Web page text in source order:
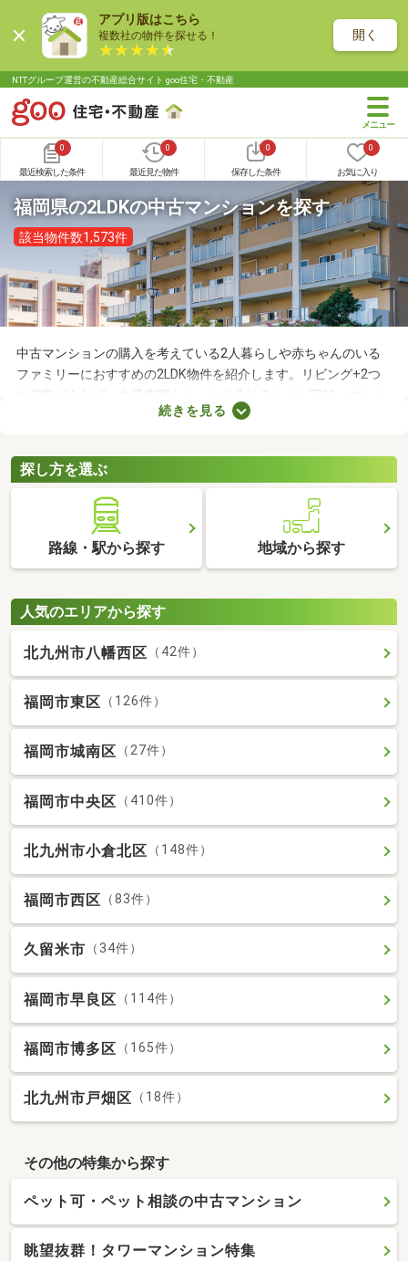
アプリ版はこちら
複数社の物件を探せる！ 開く
NTTグループ運営の不動産総合サイト goo住宅・不動産
0
最近検索した条件
0
最近見た物件
0
保存した条件
0
お気に入り
福岡県の2LDKの中古マンションを探す
該当物件数1,573件
中古マンションの購入を考えている2人暮らしや赤ちゃんのいる
ファミリーにおすすめの2LDK物件を紹介します。リビング+2つ
の個室があれば、生活空間をしっかり分けることが可能。マンシ
ョンによってお部屋の広さや設備、購入費用が変わるので、複数
て、希望にぴったりなお部屋を購入しましょう。
続きを見る
探し方を選ぶ
路線・駅から探す 地域から探す
人気のエリアから探す
北九州市八幡西区 （42件）
福岡市東区 （126件）
福岡市城南区 （27件）
福岡市中央区 （410件）
北九州市小倉北区 （148件）
福岡市西区 （83件）
久留米市 （34件）
福岡市早良区 （114件）
福岡市博多区 （165件）
北九州市戸畑区 （18件）
その他の特集から探す
ペット可・ペット相談の中古マンション
眺望抜群！タワーマンション特集